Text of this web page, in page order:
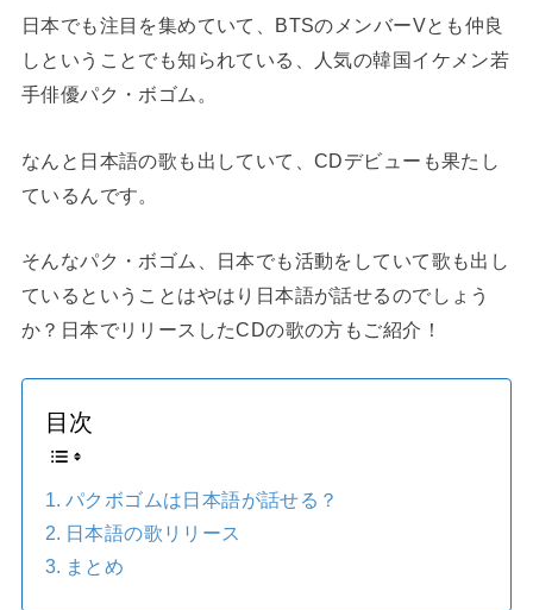
日本でも注目を集めていて、BTSのメンバーVとも仲良
しということでも知られている、人気の韓国イケメン若
手俳優パク・ボゴム。
なんと日本語の歌も出していて、CDデビューも果たし
ているんです。
そんなパク・ボゴム、日本でも活動をしていて歌も出し
ているということはやはり日本語が話せるのでしょう
か？日本でリリースしたCDの歌の方もご紹介！
目次
パクボゴムは日本語が話せる？
日本語の歌リリース
まとめ